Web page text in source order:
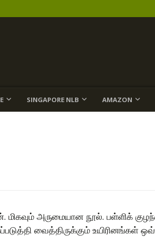
SINGAPORE NLB AMAZON
மிகவும் அருமையான நூல். பள்ளிக்
வைத்திருக்கும் உயிரினங்கள்